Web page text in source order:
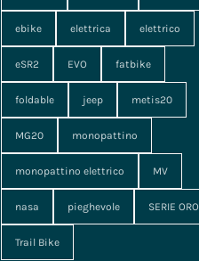
ebike elettrica elettrico
eSR2 EVO fatbike
foldable jeep metis20
MG20 monopattino
monopattino elettrico MV
nasa pieghevole SERIE ORO
Trail Bike